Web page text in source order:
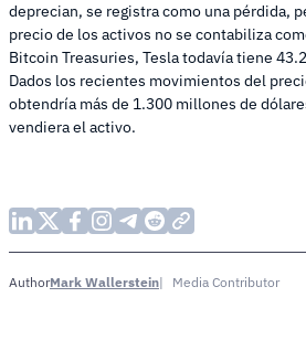
deprecian, se registra como una pérdida,
precio de los activos no se contabiliza
Bitcoin Treasuries, Tesla todavía tiene
Dados los recientes movimientos del
obtendría más de 1.300 millones de
vendiera el activo.
AuthorMark Wallerstein Media Contributor